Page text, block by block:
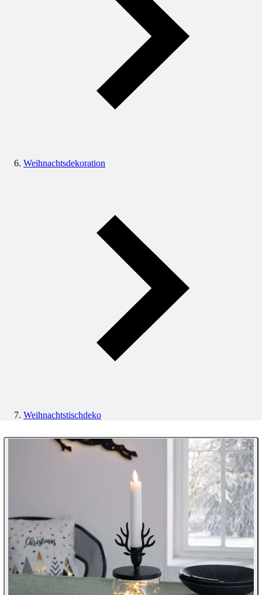
Weihnachtsdekoration
Weihnachtstischdeko